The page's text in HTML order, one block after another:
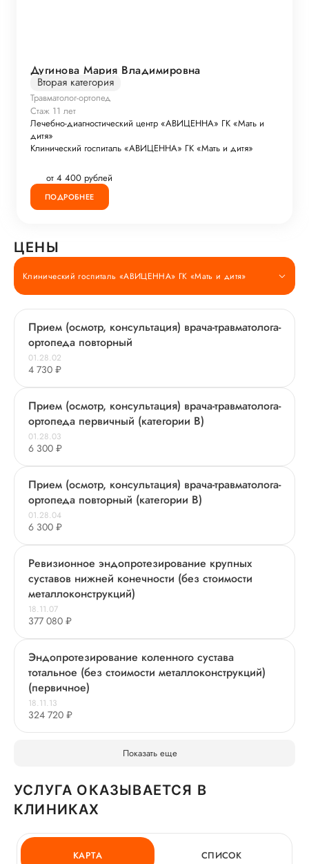
Дугинова Мария Владимировна
Вторая категория
Травматолог-ортопед
Стаж 11 лет
Лечебно-диагностический центр «АВИЦЕННА» ГК «Мать и
дитя»
Клинический госпиталь «АВИЦЕННА» ГК «Мать и дитя»
от 4 400 рублей
ПОДРОБНЕЕ
ЦЕНЫ
Клинический госпиталь «АВИЦЕННА» ГК «Мать и дитя»
Прием (осмотр, консультация) врача-травматолога-
ортопеда повторный
01.28.02
4 730 ₽
Прием (осмотр, консультация) врача-травматолога-
ортопеда первичный (категории В)
01.28.03
6 300 ₽
Прием (осмотр, консультация) врача-травматолога-
ортопеда повторный (категории В)
01.28.04
6 300 ₽
Ревизионное эндопротезирование крупных
суставов нижней конечности (без стоимости
металлоконструкций)
18.11.07
377 080 ₽
Эндопротезирование коленного сустава
тотальное (без стоимости металлоконструкций)
(первичное)
18.11.13
324 720 ₽
Показать еще
УСЛУГА ОКАЗЫВАЕТСЯ В
КЛИНИКАХ
КАРТА СПИСОК